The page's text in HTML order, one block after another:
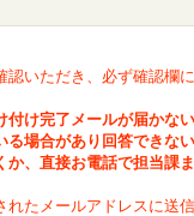
認いただき、必ず確認欄
付け完了メールが届かな
る場合があり回答できな
か、直接お電話で担当課
れたメールアドレスに送信